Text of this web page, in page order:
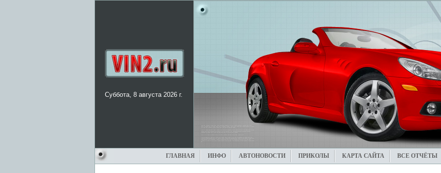
Суббота, 8 августа 2026 г.
ГЛАВНАЯ ИНФО АВТОНОВОСТИ ПРИКОЛЫ КАРТА САЙТА ВСЕ ОТЧЁТЫ